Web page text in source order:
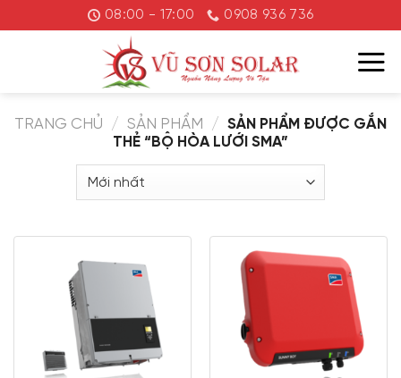
đến
08:00 - 17:00 0908 936 736
TRANG CHỦ / SẢN PHẨM /
SẢN PHẨM ĐƯỢC GẮN
THẺ “BỘ HÒA LƯỚI SMA”